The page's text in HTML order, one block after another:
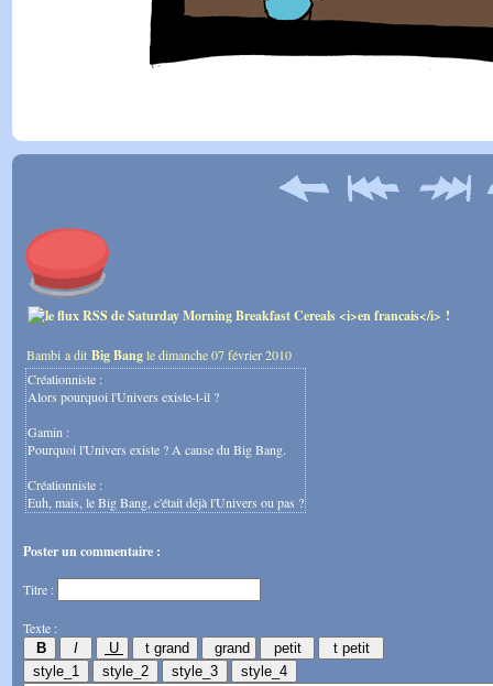
Bambi a dit Big Bangle dimanche 07 février 2010
Créationniste :
Alors pourquoi l'Univers existe-t-il ?
Gamin :
Pourquoi l'Univers existe ? A cause du Big Bang.
Créationniste :
Euh, mais, le Big Bang, c'était déjà l'Univers ou pas ?
Poster un commentaire :
Titre :
Texte :